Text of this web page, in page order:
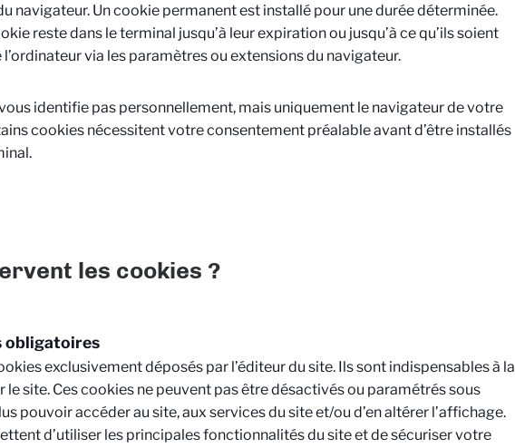
navigateur. Un cookie permanent est installé pour une durée déterminée.
reste dans le terminal jusqu’à leur expiration ou jusqu’à ce qu’ils soient
via les paramètres ou extensions du navigateur.
identifie pas personnellement, mais uniquement le navigateur de votre
cookies nécessitent votre consentement préalable avant d’être installés
les cookies ?
obligatoires
exclusivement déposés par l’éditeur du site. Ils sont indispensables à la
le site. Ces cookies ne peuvent pas être désactivés ou paramétrés sous
pouvoir accéder au site, aux services du site et/ou d’en altérer l’affichage.
d’utiliser les principales fonctionnalités du site et de sécuriser votre